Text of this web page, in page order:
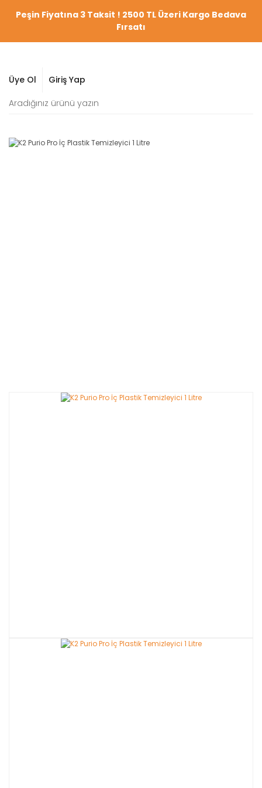
Peşin Fiyatına 3 Taksit ! 2500 TL Üzeri Kargo Bedava
Fırsatı
Üye Ol Giriş Yap